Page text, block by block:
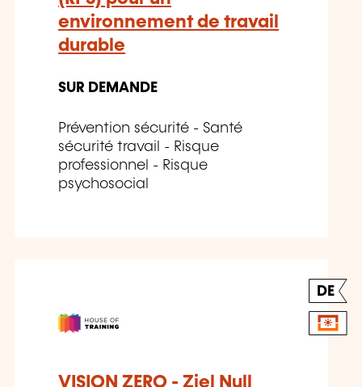
environnement de travail
durable
SUR DEMANDE
Prévention sécurité - Santé
sécurité travail - Risque
professionnel - Risque
psychosocial
DE
VISION ZERO - Ziel Null